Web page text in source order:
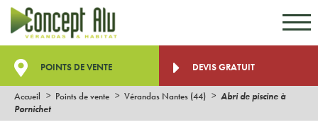
POINTS DE VENTE DEVIS GRATUIT
Accueil Points de vente Vérandas Nantes (44)
Abri de piscine à
Pornichet